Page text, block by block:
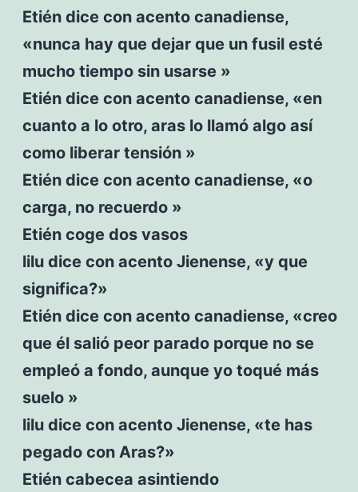
Etién dice con acento canadiense,
«nunca hay que dejar que un fusil esté
mucho tiempo sin usarse »
Etién dice con acento canadiense, «en
cuanto a lo otro, aras lo llamó algo así
como liberar tensión »
Etién dice con acento canadiense, «o
carga, no recuerdo »
Etién coge dos vasos
lilu dice con acento Jienense, «y que
significa?»
Etién dice con acento canadiense, «creo
que él salió peor parado porque no se
empleó a fondo, aunque yo toqué más
suelo »
lilu dice con acento Jienense, «te has
pegado con Aras?»
Etién cabecea asintiendo